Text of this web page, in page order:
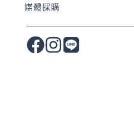
媒體採購